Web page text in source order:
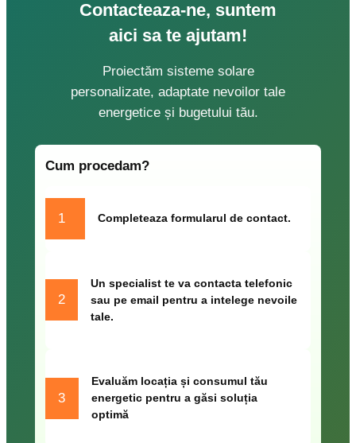
Contacteaza-ne, suntem
aici sa te ajutam!
Proiectăm sisteme solare
personalizate, adaptate nevoilor tale
energetice și bugetului tău.
Cum procedam?
1 Completeaza formularul de contact.
2
Un specialist te va contacta telefonic
sau pe email pentru a intelege nevoile
tale.
3
Evaluăm locația și consumul tău
energetic pentru a găsi soluția
optimă